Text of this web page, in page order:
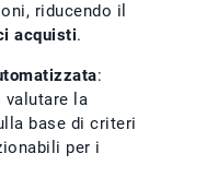
riducendo il
acquisti.
:
la
base di criteri
per i